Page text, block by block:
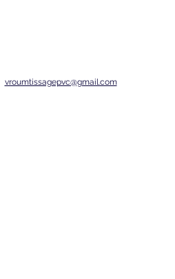
vroumtissagepvc@gmail.com